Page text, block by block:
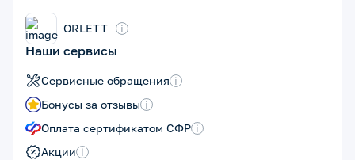
ORLETT i
Наши сервисы
Сервисные обращения i
Бонусы за отзывы i
Оплата сертификатом СФР i
Акции i